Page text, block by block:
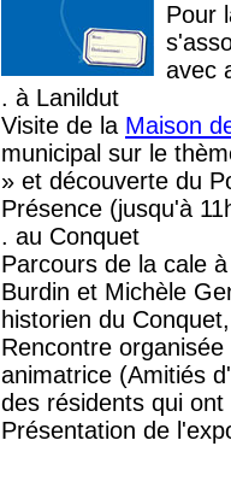
Pour
avec
. à Lanildut
Visite de la Maison
municipal sur le
» et découverte du
Présence (jusqu'à
. au Conquet
Parcours de la cale
Burdin et Michèle
historien du
Rencontre
animatrice (Amitiés
des résidents qui
Présentation de